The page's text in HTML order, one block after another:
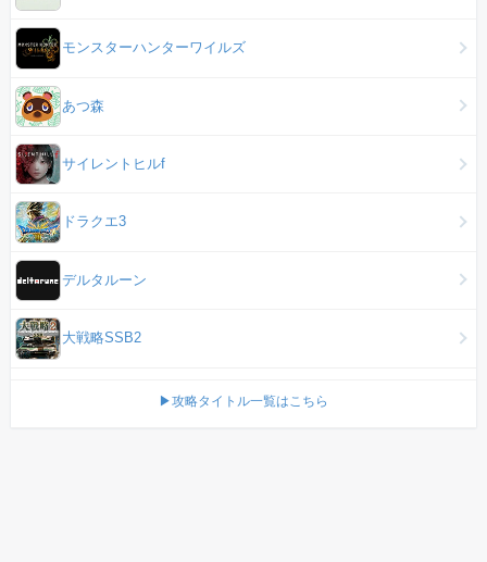
モンスターハンターワイルズ
あつ森
サイレントヒルf
ドラクエ3
デルタルーン
大戦略SSB2
▶攻略タイトル一覧はこちら